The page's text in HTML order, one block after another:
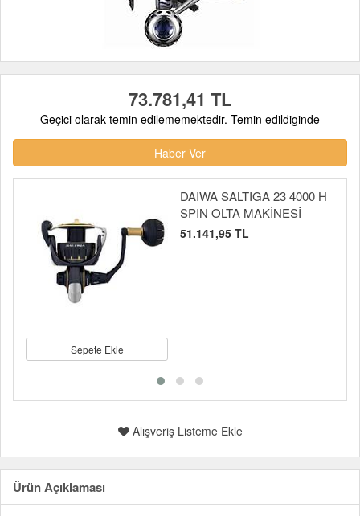
73.781,41 TL
Geçici olarak temin edilememektedir. Temin edildiginde
Haber Ver
Sepete Ekle
DAIWA SALTIGA 23 4000 H
SPIN OLTA MAKİNESİ
51.141,95 TL
Alışveriş Listeme Ekle
Ürün Açıklaması